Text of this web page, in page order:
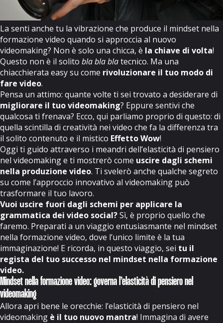
La senti anche tu la vibrazione che produce il mindset nella
formazione video quando si approccia al nuovo
videomaking? Non è solo una chicca, è la chiave di volta!
Questo non è il solito bla bla blatecnico. Ma una
chiacchierata easy su come rivoluzionare il tuo modo di
fare video.
Pensa un attimo: quante volte ti sei trovato a desiderare di
migliorare il tuo videomaking? Eppure sentivi che
qualcosa ti frenava? Ecco, qui parliamo proprio di questo: di
quella scintilla di creatività nei video che fa la differenza tra
il solito contenuto e il mistico Effetto Wow!
Oggi ti guido attraverso i meandri dell’elasticità di pensiero
nel videomaking e ti mostrerò come uscire dagli schemi
nella produzione video. Ti svelerò anche qualche segreto
su come l’approccio innovativo al videomaking può
trasformare il tuo lavoro.
Vuoi uscire fuori dagli schemi per applicare la
grammatica dei video social?Sì, è proprio quello che
faremo. Preparati a un viaggio entusiasmante nel mindset
nella formazione video, dove l’unico limite è la tua
immaginazione! E ricorda, in questo viaggio, sei tu il
regista del tuo successo nel mindset nella formazione
video.
Mindset nella formazione video: governa l’elasticità di pensiero nel
videomaking
Allora apri bene le orecchie: l’elasticità di pensiero nel
videomaking è il tuo nuovo mantra! Immagina di avere